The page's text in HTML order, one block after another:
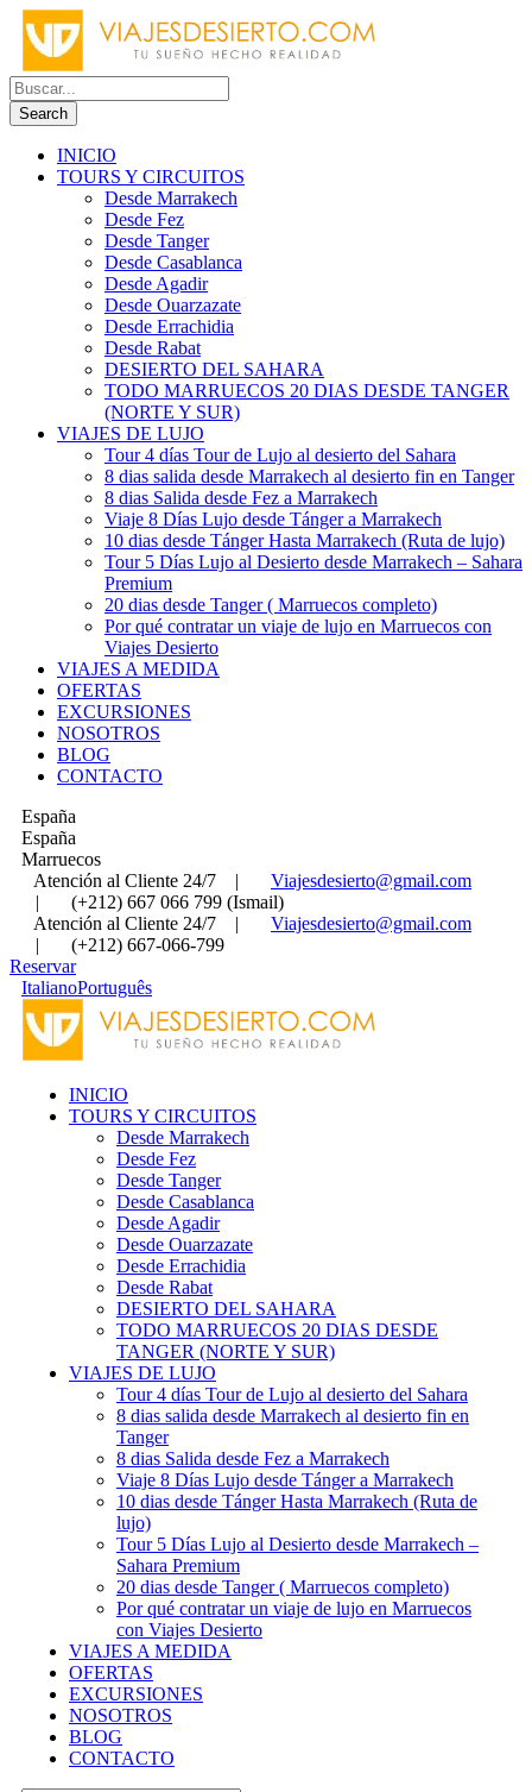
INICIO
TOURS Y CIRCUITOS
Desde Marrakech
Desde Fez
Desde Tanger
Desde Casablanca
Desde Agadir
Desde Ouarzazate
Desde Errachidia
Desde Rabat
DESIERTO DEL SAHARA
TODO MARRUECOS 20 DIAS DESDE TANGER
(NORTE Y SUR)
VIAJES DE LUJO
Tour 4 días Tour de Lujo al desierto del Sahara
8 dias salida desde Marrakech al desierto fin en Tanger
8 dias Salida desde Fez a Marrakech
Viaje 8 Días Lujo desde Tánger a Marrakech
10 dias desde Tánger Hasta Marrakech (Ruta de lujo)
Tour 5 Días Lujo al Desierto desde Marrakech – Sahara
Premium
20 dias desde Tanger ( Marruecos completo)
Por qué contratar un viaje de lujo en Marruecos con
Viajes Desierto
VIAJES A MEDIDA
OFERTAS
EXCURSIONES
NOSOTROS
BLOG
CONTACTO
España
España
Marruecos
Atención al Cliente 24/7
|
Viajesdesierto@gmail.com
|
(+212) 667 066 799 (Ismail)
Atención al Cliente 24/7
|
Viajesdesierto@gmail.com
|
(+212) 667-066-799
Reservar
ItalianoPortuguês
INICIO
TOURS Y CIRCUITOS
Desde Marrakech
Desde Fez
Desde Tanger
Desde Casablanca
Desde Agadir
Desde Ouarzazate
Desde Errachidia
Desde Rabat
DESIERTO DEL SAHARA
TODO MARRUECOS 20 DIAS DESDE
TANGER (NORTE Y SUR)
VIAJES DE LUJO
Tour 4 días Tour de Lujo al desierto del Sahara
8 dias salida desde Marrakech al desierto fin en
Tanger
8 dias Salida desde Fez a Marrakech
Viaje 8 Días Lujo desde Tánger a Marrakech
10 dias desde Tánger Hasta Marrakech (Ruta de
lujo)
Tour 5 Días Lujo al Desierto desde Marrakech –
Sahara Premium
20 dias desde Tanger ( Marruecos completo)
Por qué contratar un viaje de lujo en Marruecos
con Viajes Desierto
VIAJES A MEDIDA
OFERTAS
EXCURSIONES
NOSOTROS
BLOG
CONTACTO